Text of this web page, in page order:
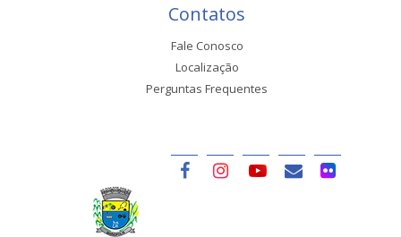
Contatos
Fale Conosco
Localização
Perguntas Frequentes